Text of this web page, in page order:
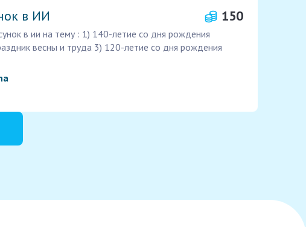
в ИИ 150
в ии на тему : 1) 140-летие со дня рождения
весны и труда 3) 120-летие со дня рождения